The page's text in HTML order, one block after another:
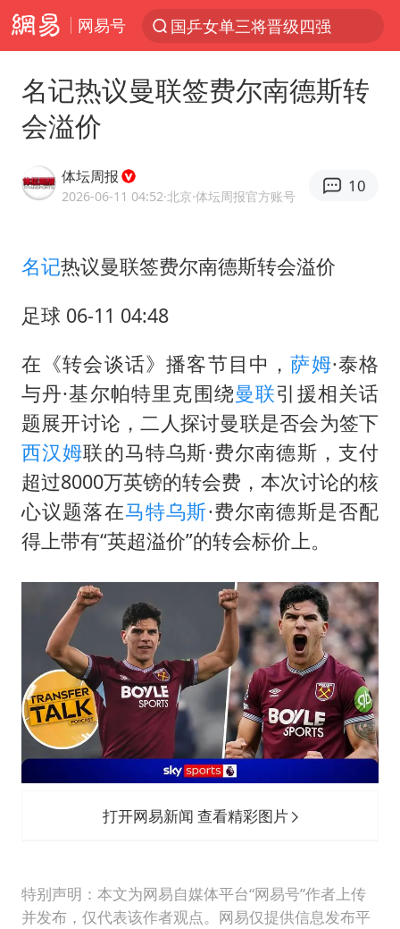
网易号
国乒女单三将晋级四强
陈思诚零点晒照为佟丽娅庆生
几元成本的AI广告导致千万市值蒸发
老挝国会主席赛宋蓬逝世
酒店回应车内过夜被收150元
黄金牛市回来了吗
酒店花洒现排泄物住客索赔遭拒
杭州全市有序停课
夏日经济乘“热”而上 消费市场向“新”而行
全民健身事业高质量发展
乐享全民健身 共筑健康中国
名记热议曼联签费尔南德斯转
会溢价
体坛周报
2026-06-11 04:52·北京·体坛周报官方账号
10
名记热议曼联签费尔南德斯转会溢价
足球 06-11 04:48
在《转会谈话》播客节目中，萨姆·泰格
与丹·基尔帕特里克围绕曼联引援相关话
题展开讨论，二人探讨曼联是否会为签下
西汉姆联的马特乌斯·费尔南德斯，支付
超过8000万英镑的转会费，本次讨论的核
心议题落在马特乌斯·费尔南德斯是否配
得上带有“英超溢价”的转会标价上。
打开网易新闻 查看精彩图片
特别声明：本文为网易自媒体平台“网易号”作者上传
并发布，仅代表该作者观点。网易仅提供信息发布平